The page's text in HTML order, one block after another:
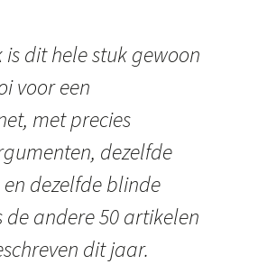
dit hele stuk gewoon
voor een
met precies
dezelfde
dezelfde blinde
de andere 50 artikelen
dit jaar.